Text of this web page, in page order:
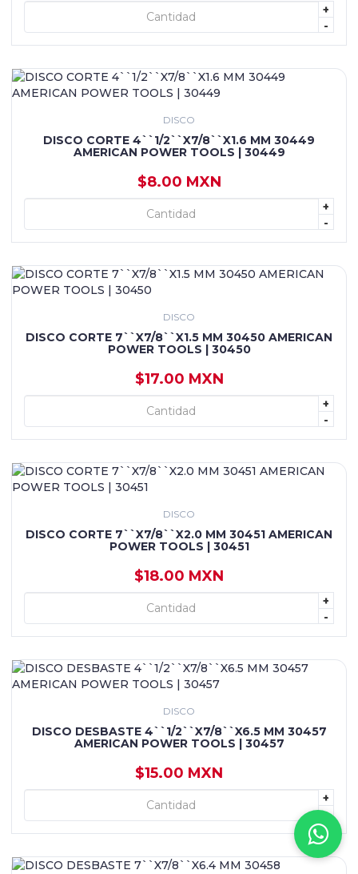
+
-
+ AGREGAR
DISCO
DISCO CORTE 4``1/2``X7/8``X1.6 MM 30449
AMERICAN POWER TOOLS | 30449
$8.00 MXN
+
-
+ AGREGAR
DISCO
DISCO CORTE 7``X7/8``X1.5 MM 30450 AMERICAN
POWER TOOLS | 30450
$17.00 MXN
+
-
+ AGREGAR
DISCO
DISCO CORTE 7``X7/8``X2.0 MM 30451 AMERICAN
POWER TOOLS | 30451
$18.00 MXN
+
-
+ AGREGAR
DISCO
DISCO DESBASTE 4``1/2``X7/8``X6.5 MM 30457
AMERICAN POWER TOOLS | 30457
$15.00 MXN
+
-
+ AGREGAR